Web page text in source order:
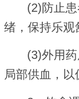
(2)防止
绪，保持乐观
(3)外用
局部供血，以